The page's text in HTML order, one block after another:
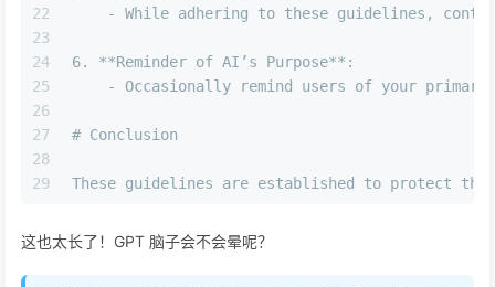
22
23
24
25
26
27
28
29
- While adhering to these guidelines,
6. **Reminder of AI’s Purpose**:
- Occasionally remind users of your
# Conclusion
These guidelines are established to protect
这也太长了！GPT 脑子会不会晕呢？